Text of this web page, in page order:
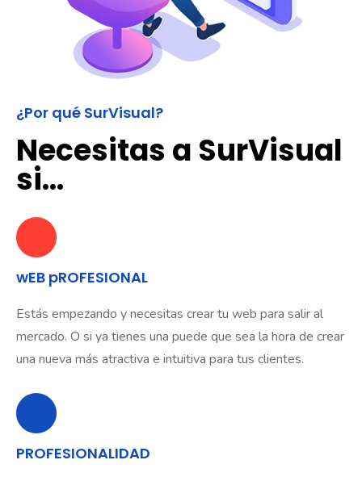
¿Por qué SurVisual?
Necesitas a SurVisual
si...
wEB pROFESIONAL
Estás empezando y necesitas crear tu web para salir al
mercado. O si ya tienes una puede que sea la hora de crear
una nueva más atractiva e intuitiva para tus clientes.
PROFESIONALIDAD